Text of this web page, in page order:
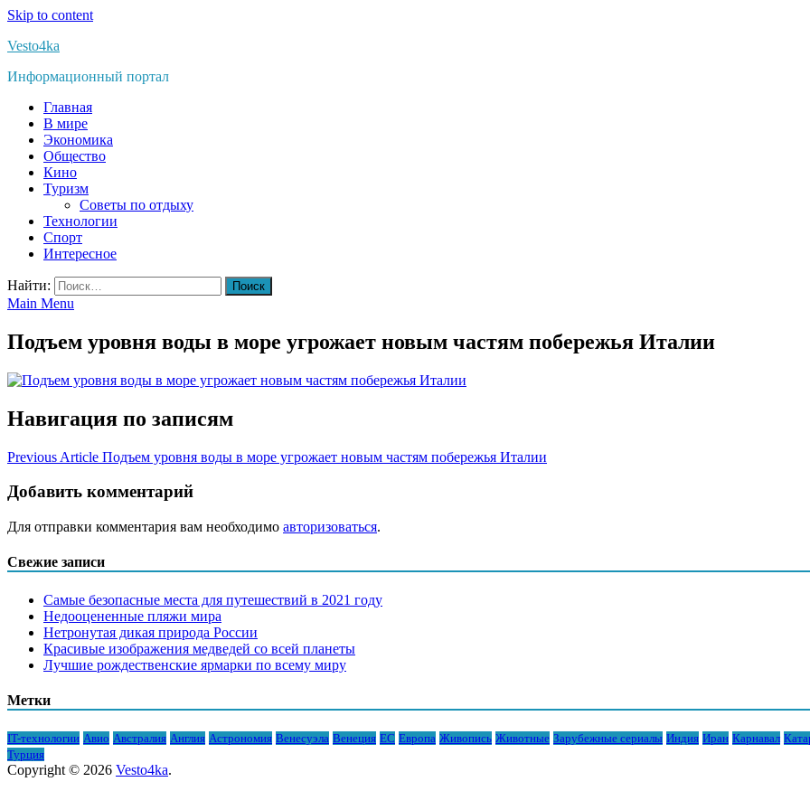
Skip to content
Vesto4ka
Информационный портал
Главная
В мире
Экономика
Общество
Кино
Туризм
Советы по отдыху
Технологии
Спорт
Интересное
Найти:
Main Menu
Подъем уровня воды в море угрожает новым частям побережья Италии
Навигация по записям
Previous Article Подъем уровня воды в море угрожает новым частям побережья Италии
Добавить комментарий
Для отправки комментария вам необходимо авторизоваться.
Свежие записи
Самые безопасные места для путешествий в 2021 году
Недооцененные пляжи мира
Нетронутая дикая природа России
Красивые изображения медведей со всей планеты
Лучшие рождественские ярмарки по всему миру
Метки
IT-технологии Авио Австралия Англия Астрономия Венесуэла Венеция ЕС Европа Живопись Животные Зарубежные сериалы Индия Иран Карнавал
Турция
Copyright © 2026 Vesto4ka.